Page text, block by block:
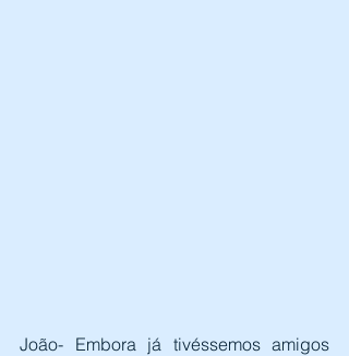
João- Embora já tivéssemos amigos